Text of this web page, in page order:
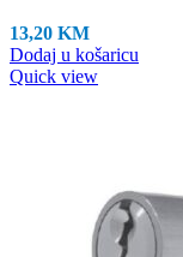
13,20 KM
Dodaj u košaricu
Quick view